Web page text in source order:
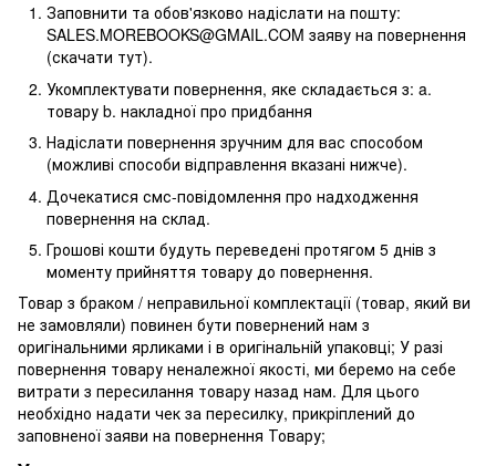
Заповнити та обов'язково надіслати на пошту:
SALES.MOREBOOKS@GMAIL.COM заяву на повернення
(скачати тут).
Укомплектувати повернення, яке складається з: a.
товару b. накладної про придбання
Надіслати повернення зручним для вас способом
(можливі способи відправлення вказані нижче).
Дочекатися смс-повідомлення про надходження
повернення на склад.
Грошові кошти будуть переведені протягом 5 днів з
моменту прийняття товару до повернення.
Товар з браком / неправильної комплектації (товар, який ви
не замовляли) повинен бути повернений нам з
оригінальними ярликами і в оригінальній упаковці; У разі
повернення товару неналежної якості, ми беремо на себе
витрати з пересилання товару назад нам. Для цього
необхідно надати чек за пересилку, прикріплений до
заповненої заяви на повернення Товару;